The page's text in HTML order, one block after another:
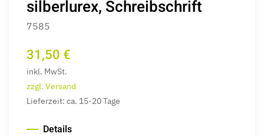
silberlurex, Schreibschrift
7585
31,50 €
inkl. MwSt.
zzgl. Versand
Lieferzeit: ca. 15-20 Tage
Details